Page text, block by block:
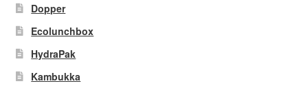
Dopper
Ecolunchbox
HydraPak
Kambukka